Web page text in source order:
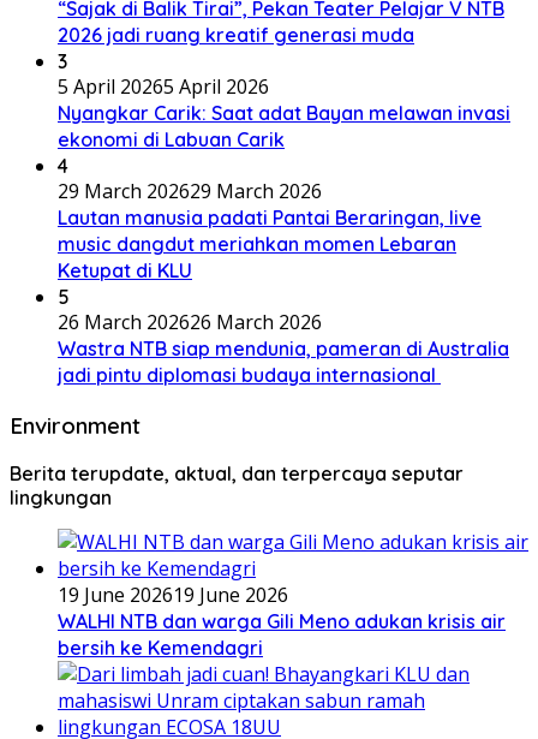
“Sajak di Balik Tirai”, Pekan Teater Pelajar V NTB
2026 jadi ruang kreatif generasi muda
3
5 April 20265 April 2026
Nyangkar Carik: Saat adat Bayan melawan invasi
ekonomi di Labuan Carik
4
29 March 202629 March 2026
Lautan manusia padati Pantai Beraringan, live
music dangdut meriahkan momen Lebaran
Ketupat di KLU
5
26 March 202626 March 2026
Wastra NTB siap mendunia, pameran di Australia
jadi pintu diplomasi budaya internasional
Environment
Berita terupdate, aktual, dan terpercaya seputar
lingkungan
19 June 202619 June 2026
WALHI NTB dan warga Gili Meno adukan krisis air
bersih ke Kemendagri